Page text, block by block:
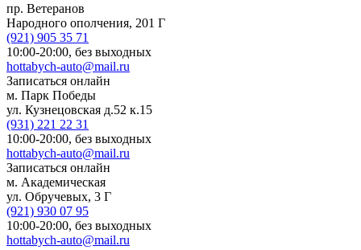
пр. Ветеранов
Народного ополчения, 201 Г
(921) 905 35 71
10:00-20:00, без выходных
hottabych-auto@mail.ru
Записаться онлайн
м. Парк Победы
ул. Кузнецовская д.52 к.15
(931) 221 22 31
10:00-20:00, без выходных
hottabych-auto@mail.ru
Записаться онлайн
м. Академическая
ул. Обручевых, 3 Г
(921) 930 07 95
10:00-20:00, без выходных
hottabych-auto@mail.ru